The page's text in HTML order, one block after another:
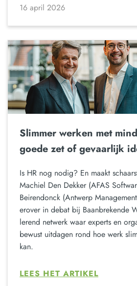
16 april 2026
Slimmer werken met
goede zet of gevaarlijk
Is HR nog nodig? En maakt
Machiel Den Dekker (AFAS
Beirendonck (Antwerp
erover in debat bij Baanbrekende
lerend netwerk waar experts en
bewust uitdagen rond hoe werk
kan.
LEES HET ARTIKEL